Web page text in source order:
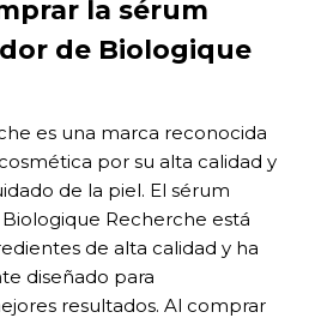
la sérum
de Biologique
es una marca reconocida
por su alta calidad y
de la piel. El sérum
Recherche está
de alta calidad y ha
diseñado para
resultados. Al comprar